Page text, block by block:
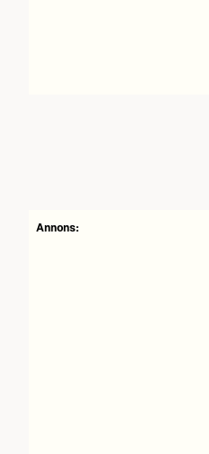
Annons: